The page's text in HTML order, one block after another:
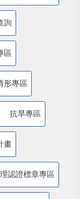
詢
區
形專區
抗旱專區
畫
認證標章專區